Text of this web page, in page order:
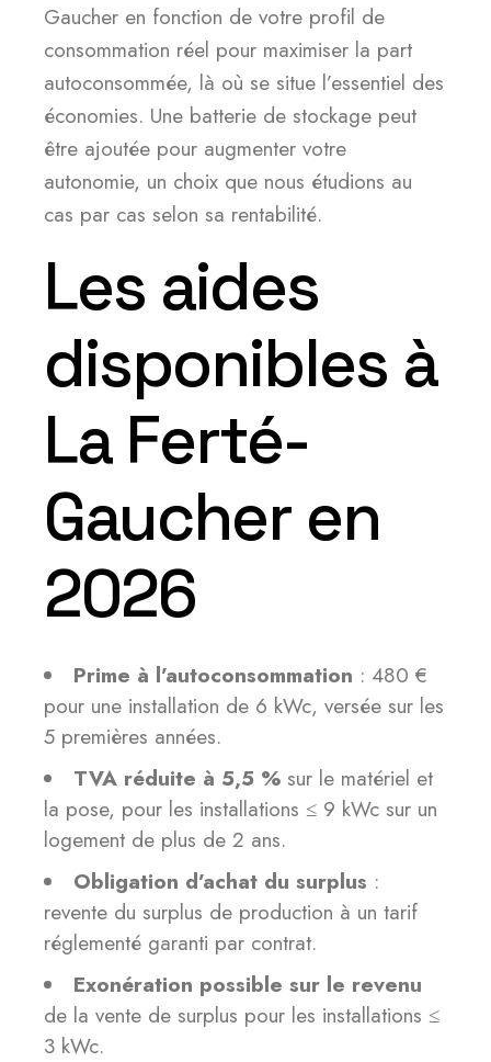
Gaucher en fonction de votre profil de
consommation réel pour maximiser la part
autoconsommée, là où se situe l’essentiel des
économies. Une batterie de stockage peut
être ajoutée pour augmenter votre
autonomie, un choix que nous étudions au
cas par cas selon sa rentabilité.
Les aides
disponibles à
La Ferté-
Gaucher en
2026
Prime à l’autoconsommation : 480 €
pour une installation de 6 kWc, versée sur les
5 premières années.
TVA réduite à 5,5 % sur le matériel et
la pose, pour les installations ≤ 9 kWc sur un
logement de plus de 2 ans.
Obligation d’achat du surplus :
revente du surplus de production à un tarif
réglementé garanti par contrat.
Exonération possible sur le revenu
de la vente de surplus pour les installations ≤
3 kWc.